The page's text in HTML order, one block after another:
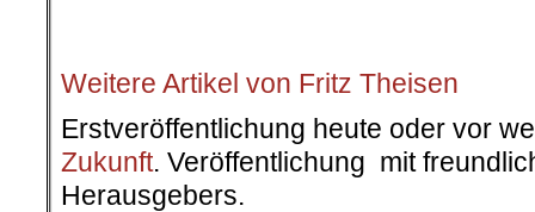
Weitere Artikel von Fritz Theisen
Erstveröffentlichung heute oder vor
Zukunft. Veröffentlichung mit
Herausgebers.